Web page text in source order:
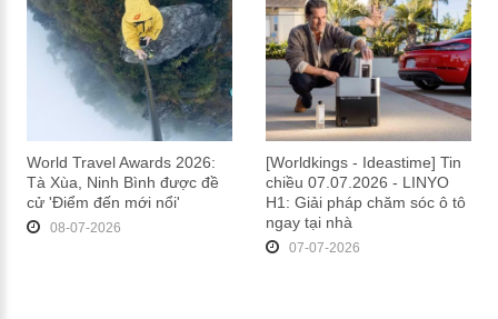
World Travel Awards 2026:
Tà Xùa, Ninh Bình được đề
cử 'Điểm đến mới nổi'
08-07-2026
[Worldkings - Ideastime] Tin
chiều 07.07.2026 - LINYO
H1: Giải pháp chăm sóc ô tô
ngay tại nhà
07-07-2026